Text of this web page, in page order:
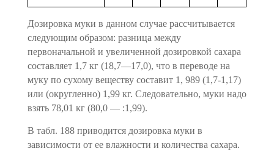
Дозировка муки в данном случае рассчитывается
следующим образом: разница между
первоначальной и увеличенной дозиров­кой сахара
составляет 1,7 кг (18,7—17,0), что в переводе на
муку по сухому веществу составит 1, 989 (1,7-1,17)
или (округ­ленно) 1,99 кг. Следовательно, муки надо
взять 78,01 кг (80,0 — :1,99).
В табл. 188 приводится дозировка муки в
зависимости от ее влажности и количества сахара.